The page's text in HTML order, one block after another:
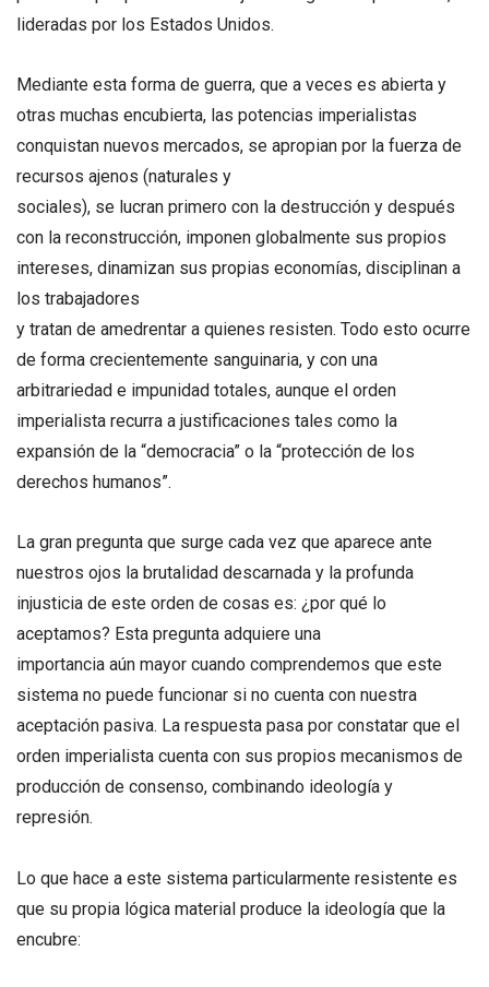
lideradas por los Estados Unidos.
Mediante esta forma de guerra, que a veces es abierta y
otras muchas encubierta, las potencias imperialistas
conquistan nuevos mercados, se apropian por la fuerza de
recursos ajenos (naturales y
sociales), se lucran primero con la destrucción y después
con la reconstrucción, imponen globalmente sus propios
intereses, dinamizan sus propias economías, disciplinan a
los trabajadores
y tratan de amedrentar a quienes resisten. Todo esto ocurre
de forma crecientemente sanguinaria, y con una
arbitrariedad e impunidad totales, aunque el orden
imperialista recurra a justificaciones tales como la
expansión de la “democracia” o la “protección de los
derechos humanos”.
La gran pregunta que surge cada vez que aparece ante
nuestros ojos la brutalidad descarnada y la profunda
injusticia de este orden de cosas es: ¿por qué lo
aceptamos? Esta pregunta adquiere una
importancia aún mayor cuando comprendemos que este
sistema no puede funcionar si no cuenta con nuestra
aceptación pasiva. La respuesta pasa por constatar que el
orden imperialista cuenta con sus propios mecanismos de
producción de consenso, combinando ideología y
represión.
Lo que hace a este sistema particularmente resistente es
que su propia lógica material produce la ideología que la
encubre: